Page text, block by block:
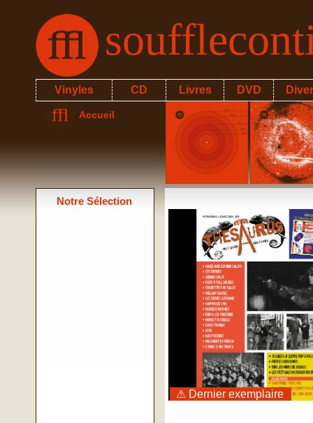
Vinyles CD Livres DVD
Accueil
Notre Sélection
⚠ Dernier exemplaire